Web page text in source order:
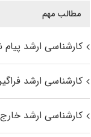
مطالب مهم
کارشناسی ارشد پیام
کارشناسی ارشد
کارشناسی ارشد